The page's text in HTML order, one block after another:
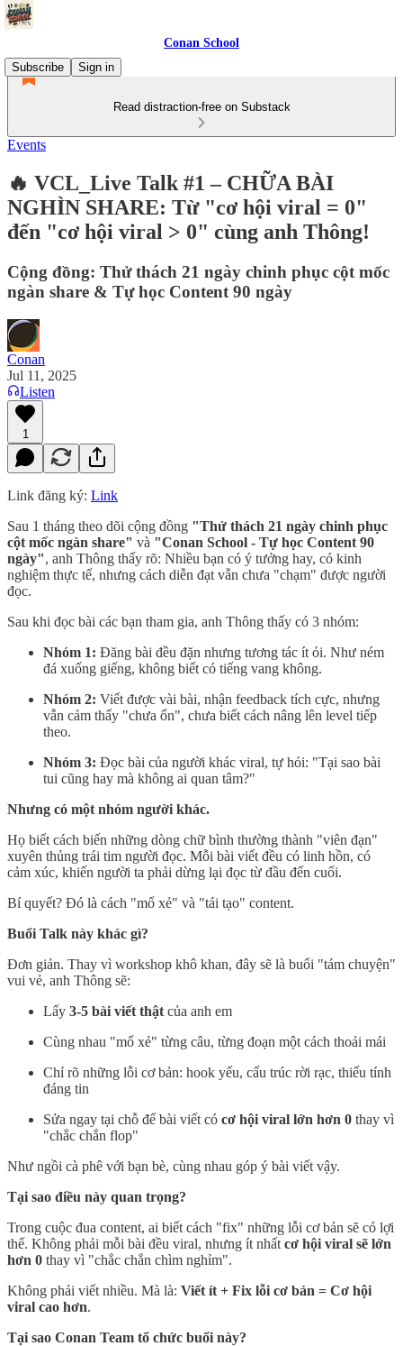
Conan School
Subscribe
Sign in
Read distraction-free on Substack
Events
🔥 VCL_Live Talk #1 – CHỮA BÀI
NGHÌN SHARE: Từ "cơ hội viral = 0"
đến "cơ hội viral > 0" cùng anh Thông!
Cộng đồng: Thử thách 21 ngày chinh phục cột mốc
ngàn share & Tự học Content 90 ngày
Conan
Jul 11, 2025
Listen
1
Link đăng ký: Link
Sau 1 tháng theo dõi cộng đồng "Thử thách 21 ngày chinh phục
cột mốc ngàn share" và "Conan School - Tự học Content 90
ngày", anh Thông thấy rõ: Nhiều bạn có ý tưởng hay, có kinh
nghiệm thực tế, nhưng cách diễn đạt vẫn chưa "chạm" được người
đọc.
Sau khi đọc bài các bạn tham gia, anh Thông thấy có 3 nhóm:
Nhóm 1: Đăng bài đều đặn nhưng tương tác ít ỏi. Như ném
đá xuống giếng, không biết có tiếng vang không.
Nhóm 2: Viết được vài bài, nhận feedback tích cực, nhưng
vẫn cảm thấy "chưa ổn", chưa biết cách nâng lên level tiếp
theo.
Nhóm 3: Đọc bài của người khác viral, tự hỏi: "Tại sao bài
tui cũng hay mà không ai quan tâm?"
Nhưng có một nhóm người khác.
Họ biết cách biến những dòng chữ bình thường thành "viên đạn"
xuyên thủng trái tim người đọc. Mỗi bài viết đều có linh hồn, có
cảm xúc, khiến người ta phải dừng lại đọc từ đầu đến cuối.
Bí quyết? Đó là cách "mổ xẻ" và "tái tạo" content.
Buổi Talk này khác gì?
Đơn giản. Thay vì workshop khô khan, đây sẽ là buổi "tám chuyện"
vui vẻ, anh Thông sẽ:
Lấy 3-5 bài viết thật của anh em
Cùng nhau "mổ xẻ" từng câu, từng đoạn một cách thoải mái
Chỉ rõ những lỗi cơ bản: hook yếu, cấu trúc rời rạc, thiếu tính
đáng tin
Sửa ngay tại chỗ để bài viết có cơ hội viral lớn hơn 0 thay vì
"chắc chắn flop"
Như ngồi cà phê với bạn bè, cùng nhau góp ý bài viết vậy.
Tại sao điều này quan trọng?
Trong cuộc đua content, ai biết cách "fix" những lỗi cơ bản sẽ có lợi
thế. Không phải mỗi bài đều viral, nhưng ít nhất cơ hội viral sẽ lớn
hơn 0 thay vì "chắc chắn chìm nghỉm".
Không phải viết nhiều. Mà là: Viết ít + Fix lỗi cơ bản = Cơ hội
viral cao hơn.
Tại sao Conan Team tổ chức buổi này?